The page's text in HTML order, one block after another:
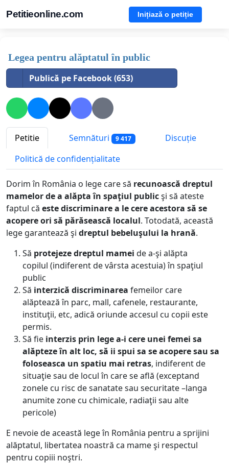
Petitieonline.com Inițiază o petiție
Legea pentru alăptatul în public
Publică pe Facebook (653)
Petitie Semnături 9 417
Discuție
Politică de confidențialitate
Dorim în România o lege care să recunoască dreptul
mamelor de a alăpta în spaţiul publicşi să ateste
faptul că este discriminare a le cere acestora să se
acopere ori să părăsească localul. Totodată, această
lege garantează şi dreptul bebeluşului la hrană.
Să protejeze dreptul mamei de a-şi alăpta
copilul (indiferent de vârsta acestuia) în spaţiul
public
Să interzică discriminarea femeilor care
alăptează în parc, mall, cafenele, restaurante,
instituţii, etc, adică oriunde accesul cu copii este
permis.
Să fie interzis prin lege a-i cere unei femei sa
alăpteze în alt loc, să ii spui sa se acopere sau sa
foloseasca un spatiu mai retras, indiferent de
situaţie sau de locul în care se află (exceptand
zonele cu risc de sanatate sau securitate –langa
anumite zone cu chimicale, radiaţii sau alte
pericole)
E nevoie de această lege în România pentru a sprijini
alăptatul, libertatea noastră ca mame şi respectul
pentru copiii noştri.